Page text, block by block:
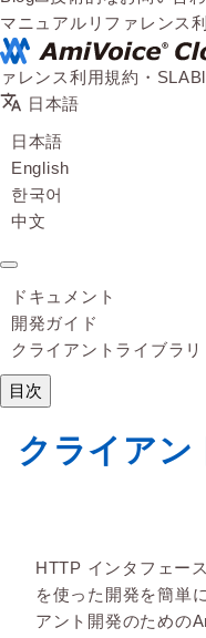
マニュアル リファレンス
ァレンス利用規約・SLA
日本語
日本語
English
한국어
中文
ドキュメント
開発ガイド
クライアントライブラリ
目次
クライアン
HTTP インタフェー
を使った開発を簡単
アント開発のための